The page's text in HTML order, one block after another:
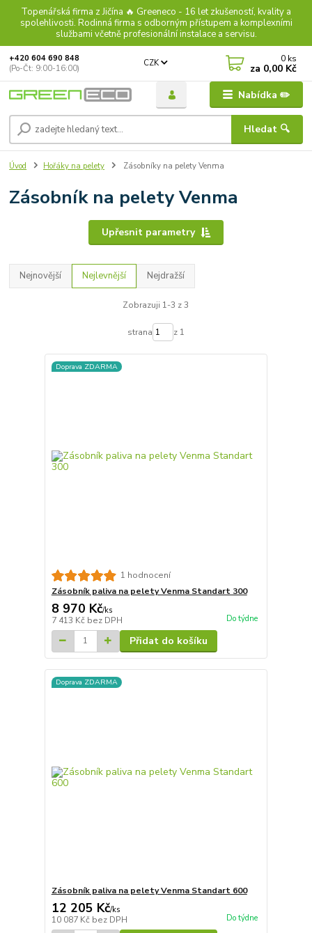
Topenářská firma z Jičína 🔥 Greeneco - 16 let zkušeností, kvality a
spolehlivosti. Rodinná firma s odborným přístupem a komplexními
službami včetně profesionální instalace a servisu.
Nabídka ✏️
CZK
Hledat 🔍
+420 604 690 848
(Po-Čt: 9:00-16:00)
0 ks
za 0,00 Kč
Úvod Hořáky na pelety Zásobníky na pelety Venma
Zásobník na pelety Venma
Upřesnit parametry
Nejnovější Nejlevnější Nejdražší
Zobrazuji 1-3 z 3
strana z 1
Doprava ZDARMA
1 hodnocení
Zásobník paliva na pelety Venma Standart 300
8 970 Kč/ks
7 413 Kč bez DPH Do týdne
Přidat do košíku
Doprava ZDARMA
Zásobník paliva na pelety Venma Standart 600
12 205 Kč/ks
10 087 Kč bez DPH Do týdne